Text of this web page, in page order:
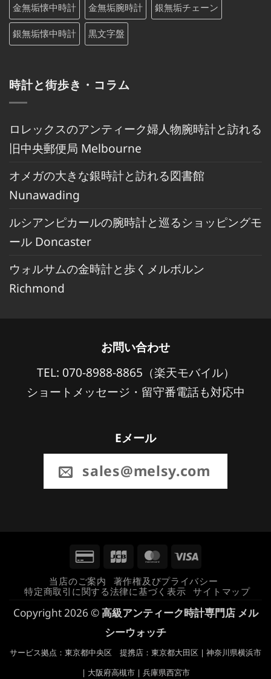
金無垢懐中時計 金無垢腕時計 銀無垢チェーン
銀無垢懐中時計 黒文字盤
時計と街歩き・コラム
ロレックスのアンティーク婦人物腕時計と訪れる
旧中央郵便局 Melbourne
オメガの大きな銀時計と訪れる図書館
Nunawading
ルシアンピカールの腕時計と巡るショッピングモ
ール Doncaster
ウォルサムの金時計と歩くメルボルン
Richmond
お問い合わせ
TEL: 070-8988-8865（楽天モバイル）
ショートメッセージ・留守番電話も対応中
Eメール
sales@melsy.com
Credit
Card
2
JCB MasterCard
Visa
当店のご案内
著作権及びプライバシー
特定商取引に関する法律に基づく表示
サイトマップ
Copyright 2026 ©高級アンティーク時計専門店 メル
シーウォッチ
サービス拠点：東京都中央区 提携店：東京都大田区 | 神奈川県横浜市
| 大阪府高槻市 | 兵庫県西宮市